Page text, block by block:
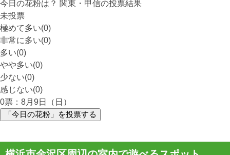
今日の花粉は？ 関東・甲信の投票結果
未投票
極めて多い(0)
非常に多い(0)
多い(0)
やや多い(0)
少ない(0)
感じない(0)
0票：8月9日（日）
「今日の花粉」を投票する